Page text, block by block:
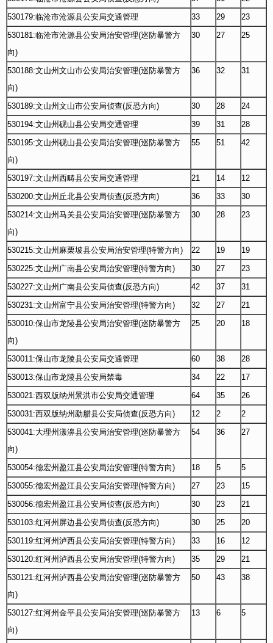
530179:临沧市沧源县公安局交通管理
33 29
23
530181:临沧市沧源县公安局治安管理(巡防暴警方
向)
30 27 25
530188:文山州文山市公安局治安管理(巡防暴警方
向)
36 32 31
530189:文山州文山市公安局侦查(反恐方向) 30 28
24
530194:文山州砚山县公安局交通管理
39 31
28
530195:文山州砚山县公安局治安管理(巡防暴警方
向)
55 51 42
530197:文山州西畴县公安局交通管理 21 14
12
530200:文山州丘北县公安局侦查(反恐方向)
36 33
30
530214:文山州马关县公安局治安管理(巡防暴警方
向)
30 28 23
530215:文山州麻栗坡县公安局治安管理(特警方向) 22 19
19
530225:文山州广南县公安局治安管理(特警方向)
30 27
23
530227:文山州广南县公安局侦查(反恐方向)
42 37
31
530231:文山州富宁县公安局治安管理(特警方向)
32 27
21
530010:保山市龙陵县公安局治安管理(巡防暴警方
向)
25 20 18
530011:保山市龙陵县公安局交通管理 60 38
28
530013:保山市龙陵县公安局禁毒
34 22
17
530021:西双版纳州景洪市公安局交通管理
64 35
26
530031:西双版纳州勐腊县公安局侦查(反恐方向)
12 2
2
530041:大理州漾濞县公安局治安管理(巡防暴警方
向)
54 36 27
530054:德宏州盈江县公安局治安管理(特警方向) 18 5
5
530055:德宏州盈江县公安局治安管理(特警方向)
27 23
15
530056:德宏州盈江县公安局侦查(反恐方向)
30 23
21
530103:红河州屏边县公安局侦查(反恐方向)
30 25
20
530119:红河州泸西县公安局治安管理(特警方向)
33 16
12
530120:红河州泸西县公安局治安管理(特警方向)
35 29
21
530121:红河州泸西县公安局治安管理(巡防暴警方
向)
50 43 38
530127:红河州金平县公安局治安管理(巡防暴警方
向)
13 6 5